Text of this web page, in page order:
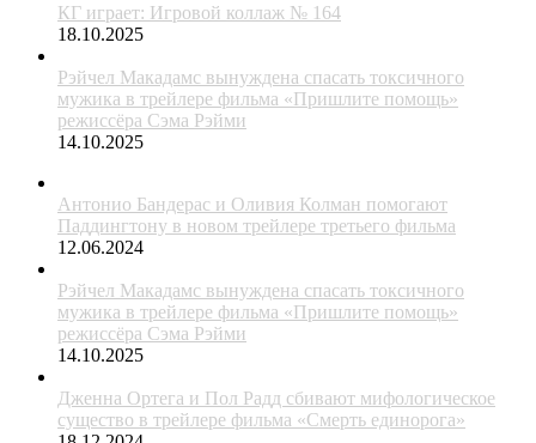
КГ играет: Игровой коллаж № 164
18.10.2025
Рэйчел Макадамс вынуждена спасать токсичного
мужика в трейлере фильма «Пришлите помощь»
режиссёра Сэма Рэйми
14.10.2025
Антонио Бандерас и Оливия Колман помогают
Паддингтону в новом трейлере третьего фильма
12.06.2024
Рэйчел Макадамс вынуждена спасать токсичного
мужика в трейлере фильма «Пришлите помощь»
режиссёра Сэма Рэйми
14.10.2025
Дженна Ортега и Пол Радд сбивают мифологическое
существо в трейлере фильма «Смерть единорога»